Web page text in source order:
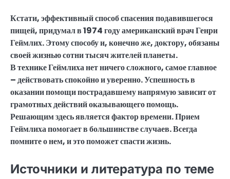
Кстати, эффективный способ спасения подавившегося
пищей, придумал в 1974 году американский врач Генри
Геймлих. Этому способу и, конечно же, доктору, обязаны
своей жизнью сотни тысяч жителей планеты.
В технике Геймлиха нет ничего сложного, самое главное
– действовать спокойно и уверенно. Успешность в
оказании помощи пострадавшему напрямую зависит от
грамотных действий оказывающего помощь.
Решающим здесь является фактор времени. Прием
Геймлиха помогает в большинстве случаев. Всегда
помните о нем, и это поможет спасти жизнь.
Источники и литература по теме